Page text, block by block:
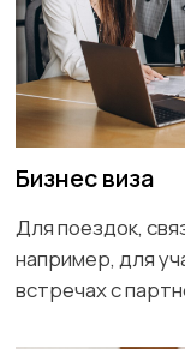
Рабочая виза
Для работы в Австралии.